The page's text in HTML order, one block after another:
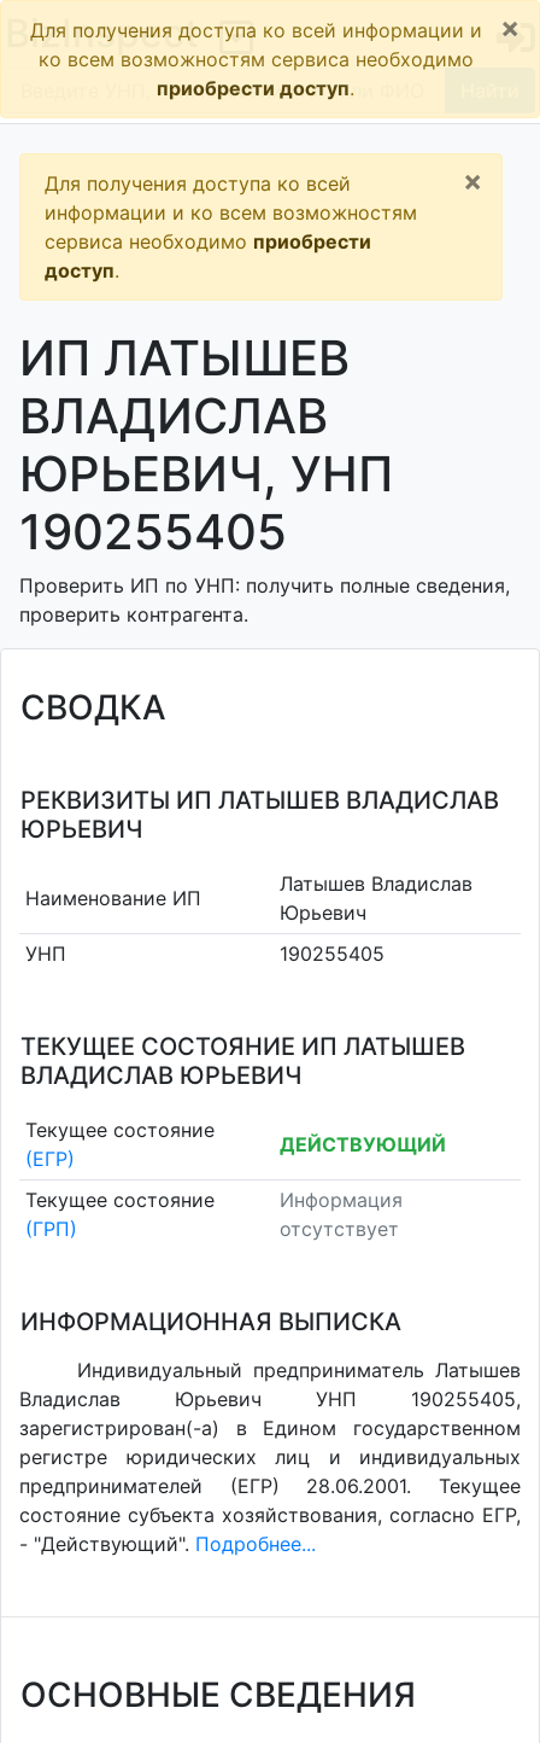
BizInspect
Для получения доступа ко всей информации и
ко всем возможностям сервиса необходимо
приобрести доступ.
×
Для получения доступа ко всей
информации и ко всем возможностям
сервиса необходимо приобрести
доступ.
×
ИП ЛАТЫШЕВ
ВЛАДИСЛАВ
ЮРЬЕВИЧ, УНП
190255405
Проверить ИП по УНП: получить полные сведения,
проверить контрагента.
СВОДКА
РЕКВИЗИТЫ ИП ЛАТЫШЕВ ВЛАДИСЛАВ
ЮРЬЕВИЧ
Наименование ИП
Латышев Владислав
Юрьевич
УНП
190255405
ТЕКУЩЕЕ СОСТОЯНИЕ ИП ЛАТЫШЕВ
ВЛАДИСЛАВ ЮРЬЕВИЧ
Текущее состояние
(ЕГР)
ДЕЙСТВУЮЩИЙ
Текущее состояние
(ГРП)
Информация
отсутствует
ИНФОРМАЦИОННАЯ ВЫПИСКА
Индивидуальный предприниматель Латышев
Владислав Юрьевич УНП 190255405,
зарегистрирован(-а) в Едином государственном
регистре юридических лиц и индивидуальных
предпринимателей (ЕГР) 28.06.2001. Текущее
состояние субъекта хозяйствования, согласно ЕГР,
- "Действующий". Подробнее...
ОСНОВНЫЕ СВЕДЕНИЯ